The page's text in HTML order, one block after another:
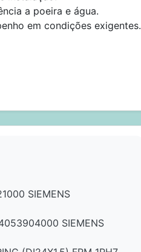
a poeira e água.
em condições exigentes.
SIEMENS
SIEMENS